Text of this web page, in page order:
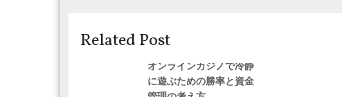
i
Related Post
オンラインカジノで冷静
に遊ぶための勝率と資金